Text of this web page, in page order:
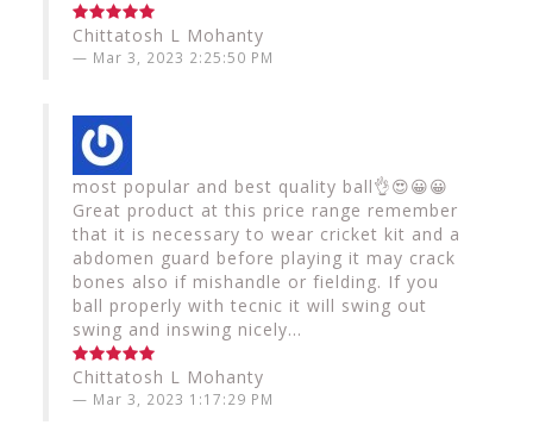
Chittatosh L Mohanty
Mar 3, 2023 2:25:50 PM
most popular and best quality ball👌😍😀😀
Great product at this price range remember
that it is necessary to wear cricket kit and a
abdomen guard before playing it may crack
bones also if mishandle or fielding. If you
ball properly with tecnic it will swing out
swing and inswing nicely...
Chittatosh L Mohanty
Mar 3, 2023 1:17:29 PM